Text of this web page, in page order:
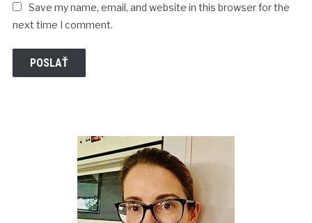
Save my name, email, and website in this browser for the
next time I comment.